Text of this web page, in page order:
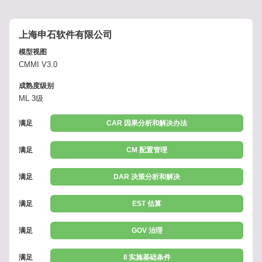
上海申石软件有限公司
模型视图
CMMI V3.0
成熟度级别
ML 3级
满足 CAR 因果分析和解决办法
满足 CM 配置管理
满足 DAR 决策分析和解决
满足 EST 估算
满足 GOV 治理
满足 II 实施基础条件